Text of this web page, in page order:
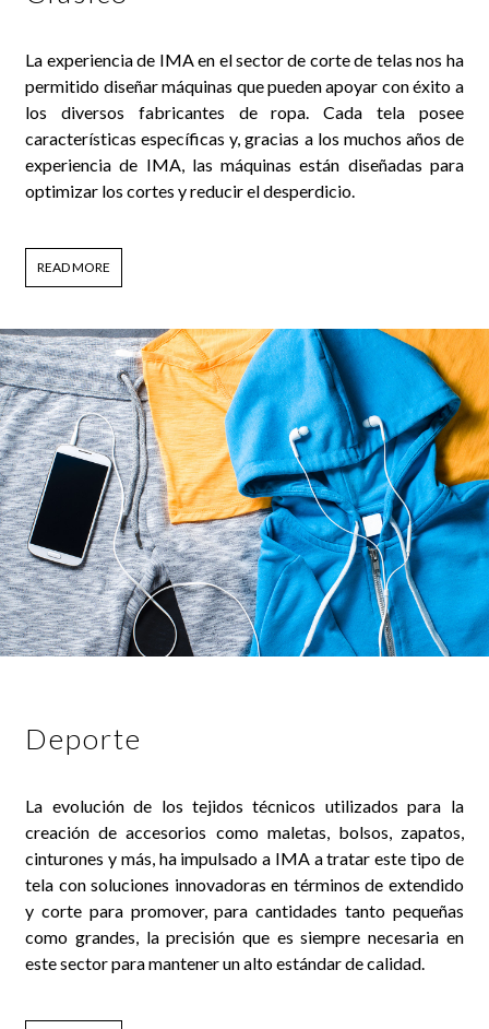
La experiencia de IMA en el sector de corte de telas nos ha
permitido diseñar máquinas que pueden apoyar con éxito a
los diversos fabricantes de ropa. Cada tela posee
características específicas y, gracias a los muchos años de
experiencia de IMA, las máquinas están diseñadas para
optimizar los cortes y reducir el desperdicio.
READ MORE
Deporte
La evolución de los tejidos técnicos utilizados para la
creación de accesorios como maletas, bolsos, zapatos,
cinturones y más, ha impulsado a IMA a tratar este tipo de
tela con soluciones innovadoras en términos de extendido
y corte para promover, para cantidades tanto pequeñas
como grandes, la precisión que es siempre necesaria en
este sector para mantener un alto estándar de calidad.